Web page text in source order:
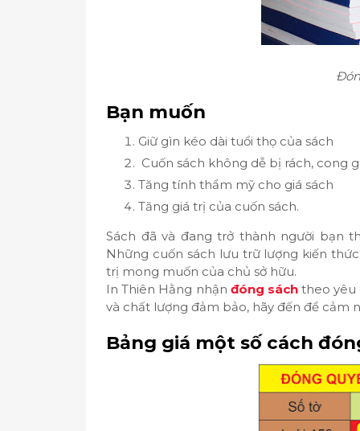
Bạn muốn
Giữ gìn kéo dài tuổi thọ của sách
Cuốn sách không dễ bị rách, cong
Tăng tính thẩm mỹ cho giá sách
Tăng giá trị của cuốn sách.
Sách đã và đang trở thành người bạn
Những cuốn sách lưu trữ lượng kiến
trị mong muốn của chủ sở hữu.
In Thiên Hằng nhận đóng sáchtheo yêu
và chất lượng đảm bảo, hãy đến để cảm
Bảng giá một số cách